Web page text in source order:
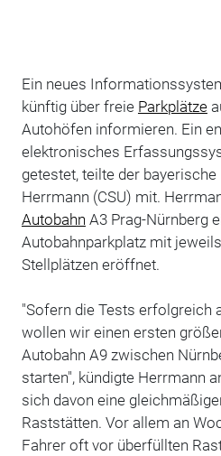
Ein neues
künftig über freie Parkplätze
Autohöfen informieren. Ein
elektronisches
getestet, teilte der
Herrmann (CSU) mit.
Autobahn A3 Prag-Nürnberg
Autobahnparkplatz mit
Stellplätzen eröffnet.
"Sofern die Tests erfolgreich
wollen wir einen ersten
Autobahn A9 zwischen
starten", kündigte Herrmann
sich davon eine
Raststätten. Vor allem an
Fahrer oft vor überfüllten